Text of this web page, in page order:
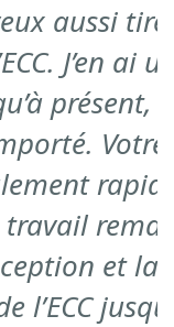
chapeau
abusé, et
très bien
réagit
et a fait
sur la
en œuvre